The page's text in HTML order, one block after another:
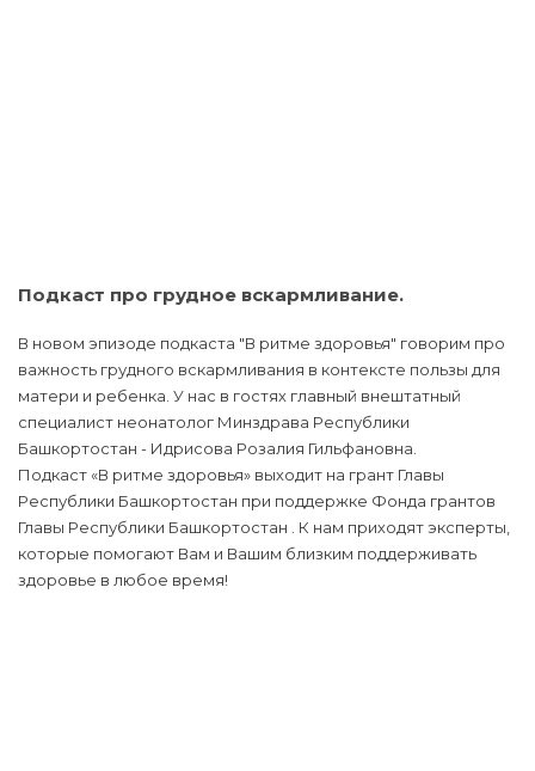
Подкаст про грудное вскармливание.
В новом эпизоде подкаста "В ритме здоровья" говорим про
важность грудного вскармливания в контексте пользы для
матери и ребенка. У нас в гостях главный внештатный
специалист неонатолог Минздрава Республики
Башкортостан - Идрисова Розалия Гильфановна.
Подкаст «В ритме здоровья» выходит на грант Главы
Республики Башкортостан при поддержке Фонда грантов
Главы Республики Башкортостан . К нам приходят эксперты,
которые помогают Вам и Вашим близким поддерживать
здоровье в любое время!